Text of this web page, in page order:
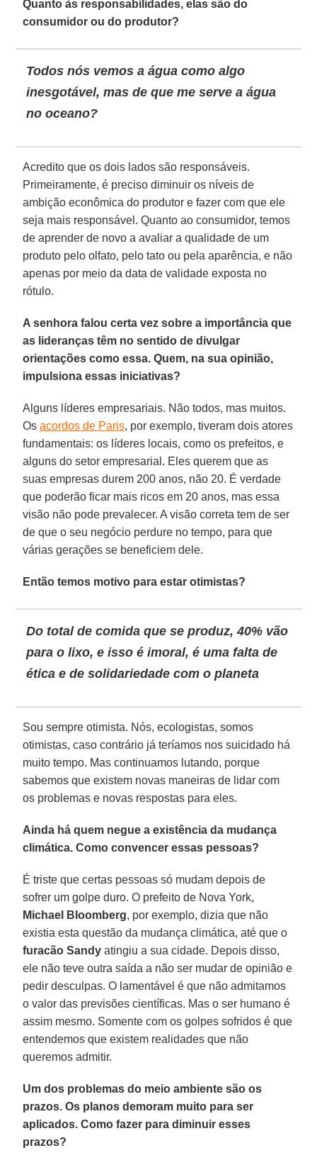
Quanto às responsabilidades, elas são do
consumidor ou do produtor?
Todos nós vemos a água como algo
inesgotável, mas de que me serve a água
no oceano?
Acredito que os dois lados são responsáveis.
Primeiramente, é preciso diminuir os níveis de
ambição econômica do produtor e fazer com que ele
seja mais responsável. Quanto ao consumidor, temos
de aprender de novo a avaliar a qualidade de um
produto pelo olfato, pelo tato ou pela aparência, e não
apenas por meio da data de validade exposta no
rótulo.
A senhora falou certa vez sobre a importância que
as lideranças têm no sentido de divulgar
orientações como essa. Quem, na sua opinião,
impulsiona essas iniciativas?
Alguns líderes empresariais. Não todos, mas muitos.
Osacordos de Paris, por exemplo, tiveram dois atores
fundamentais: os líderes locais, como os prefeitos, e
alguns do setor empresarial. Eles querem que as
suas empresas durem 200 anos, não 20. É verdade
que poderão ficar mais ricos em 20 anos, mas essa
visão não pode prevalecer. A visão correta tem de ser
de que o seu negócio perdure no tempo, para que
várias gerações se beneficiem dele.
Então temos motivo para estar otimistas?
Do total de comida que se produz, 40% vão
para o lixo, e isso é imoral, é uma falta de
ética e de solidariedade com o planeta
Sou sempre otimista. Nós, ecologistas, somos
otimistas, caso contrário já teríamos nos suicidado há
muito tempo. Mas continuamos lutando, porque
sabemos que existem novas maneiras de lidar com
os problemas e novas respostas para eles.
Ainda há quem negue a existência da mudança
climática. Como convencer essas pessoas?
É triste que certas pessoas só mudam depois de
sofrer um golpe duro. O prefeito de Nova York,
Michael Bloomberg, por exemplo, dizia que não
existia esta questão da mudança climática, até que o
furacão Sandy atingiu a sua cidade. Depois disso,
ele não teve outra saída a não ser mudar de opinião e
pedir desculpas. O lamentável é que não admitamos
o valor das previsões científicas. Mas o ser humano é
assim mesmo. Somente com os golpes sofridos é que
entendemos que existem realidades que não
queremos admitir.
Um dos problemas do meio ambiente são os
prazos. Os planos demoram muito para ser
aplicados. Como fazer para diminuir esses
prazos?